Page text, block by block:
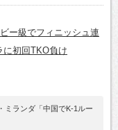
ー級でフィニッシュ連
に初回TKO負け
ミランダ「中国でK-1ルー